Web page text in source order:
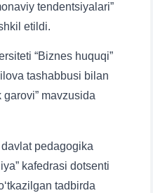
tendentsiyalari”
etildi.
“Biznes huquqi”
tashabbusi bilan
mavzusida
pedagogika
kafedrasi dotsenti
tadbirda